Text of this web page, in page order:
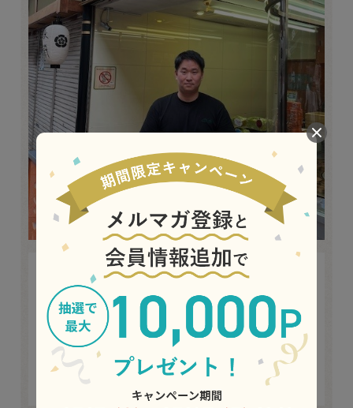
お店で接客していると、おじいさん、お父さん、お子さんの三
世代が揃ってご来店いただく姿を目にすることも多く、世代を超
えてお客様の身近な存在になれていることを実感します。 なつか
しくてホッとする味を昔から変わらず、丁寧に作り続けていま
す。 最新の機械で大量生産することでは決して表現することので
きない味を、これから守っていきたいと思っています。 お店
では１つから購入していただくことが可能です。抹茶生地も月に
一度（第一または第二木曜日）、数量限定で販売しておりますの
で、ぜひお店にもお越しください。 （ロンドンヤ 数本洋平）